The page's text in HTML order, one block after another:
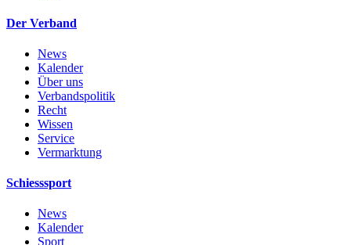
Der Verband
News
Kalender
Über uns
Verbandspolitik
Recht
Wissen
Service
Vermarktung
Schiesssport
News
Kalender
Sport